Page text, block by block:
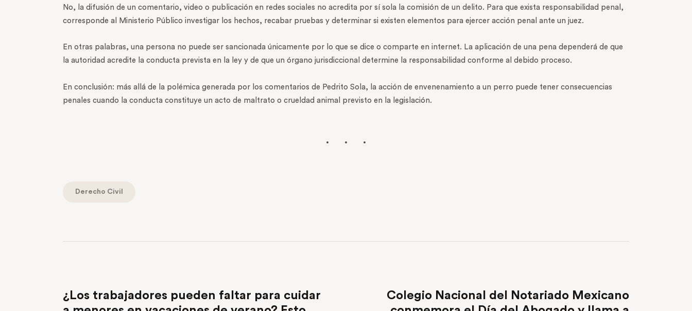
No, la difusión de un comentario, video o publicación en redes sociales no acredita por sí sola la comisión de un delito. Para que exista responsabilidad penal,
corresponde al Ministerio Público investigar los hechos, recabar pruebas y determinar si existen elementos para ejercer acción penal ante un juez.
En otras palabras, una persona no puede ser sancionada únicamente por lo que se dice o comparte en internet. La aplicación de una pena dependerá de que
la autoridad acredite la conducta prevista en la ley y de que un órgano jurisdiccional determine la responsabilidad conforme al debido proceso.
En conclusión: más allá de la polémica generada por los comentarios de Pedrito Sola, la acción de envenenamiento a un perro puede tener consecuencias
penales cuando la conducta constituye un acto de maltrato o crueldad animal previsto en la legislación.
Derecho Civil
¿Los trabajadores pueden faltar para cuidar
Colegio Nacional del Notariado Mexicano